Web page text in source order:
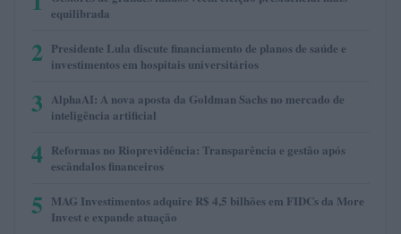
equilibrada
2 Presidente Lula discute financiamento de planos de saúde e
investimentos em hospitais universitários
3 AlphaAI: A nova aposta da Goldman Sachs no mercado de
inteligência artificial
4 Reformas no Rioprevidência: Transparência e gestão após
escândalos financeiros
5 MAG Investimentos adquire R$ 4,5 bilhões em FIDCs da More
Invest e expande atuação